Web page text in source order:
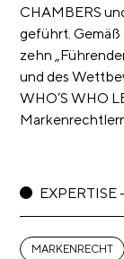
CHAMBERS
geführt. Gemäß
zehn
und des
WHO’S WHO
EXPERTISE
MARKENRECHT